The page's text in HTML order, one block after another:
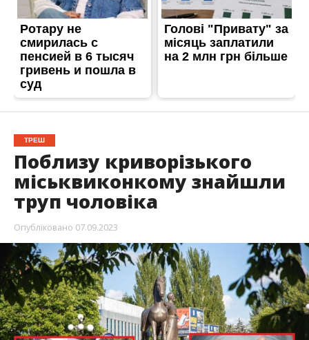
ТРЕШ
Поблизу криворізького
міськвиконкому знайшли
труп чоловіка
Опубліковано 07.09.2023